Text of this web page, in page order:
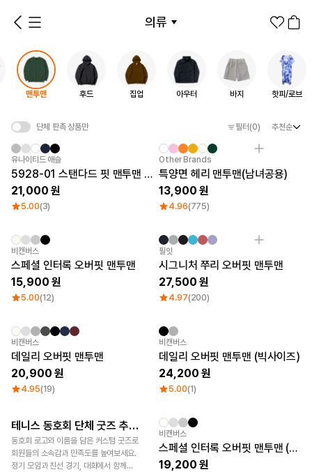
맨투맨 후드 집업 아우터 바지 핫피/로브
단체 판촉 상품만 필터 (0) 추천순
유나이티드 애슬
5928-01 스탠다드 핏 맨투맨 (쭈리 기모)
21,000
5.00(3)
Category Best
Other Brands
특양면 헤리 맨투맨(남녀공용)
13,900
4.96(775)
비캔버스
스페셜 인터록 오버핏 맨투맨
15,900
5.00(12)
필잇
시그니처 쭈리 오버핏 맨투맨
27,500
4.97(200)
비캔버스
데일리 오버핏 맨투맨
20,900
4.95(19)
비캔버스
데일리 오버핏 맨투맨 (빅사이즈)
24,200
5.00(1)
스포츠 굿즈 제작 테니스 동호회 단체 굿즈 추천 🎾
동호회 로고와 이름을 담은 커스텀 굿즈로
회원들의 소속감과 만족도를 높여보세요.
정기 모임과 친선 경기, 대회에서 함께
비캔버스
스페셜 인터록 오버핏 맨투맨 (빅사이즈)
19,200
의류
1분컷 무료 템플릿 기업/웰컴 키트 굿즈 제작 방법
의류
팬굿즈
스티커
문구/오피스
스마트폰
리빙
쿠션/패브릭
스포츠
전체상품 1분컷 티셔츠 티셔츠
집업 아우터
전체 상품 맨투맨후드 핫피/로브